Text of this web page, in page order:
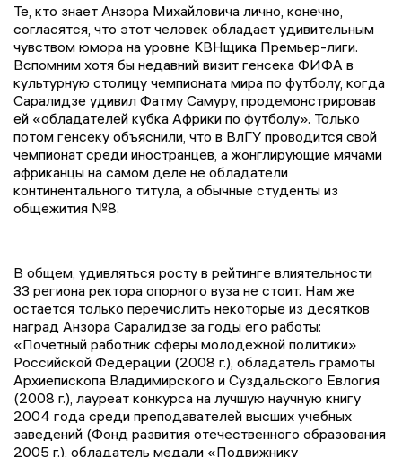
Те, кто знает Анзора Михайловича лично, конечно,
согласятся, что этот человек обладает удивительным
чувством юмора на уровне КВНщика Премьер-лиги.
Вспомним хотя бы недавний визит генсека ФИФА в
культурную столицу чемпионата мира по футболу, когда
Саралидзе удивил Фатму Самуру, продемонстрировав
ей «обладателей кубка Африки по футболу». Только
потом генсеку объяснили, что в ВлГУ проводится свой
чемпионат среди иностранцев, а жонглирующие мячами
африканцы на самом деле не обладатели
континентального титула, а обычные студенты из
общежития №8.
В общем, удивляться росту в рейтинге влиятельности
33 региона ректора опорного вуза не стоит. Нам же
остается только перечислить некоторые из десятков
наград Анзора Саралидзе за годы его работы:
«Почетный работник сферы молодежной политики»
Российской Федерации (2008 г.), обладатель грамоты
Архиепископа Владимирского и Суздальского Евлогия
(2008 г.), лауреат конкурса на лучшую научную книгу
2004 года среди преподавателей высших учебных
заведений (Фонд развития отечественного образования
2005 г.), обладатель медали «Подвижнику